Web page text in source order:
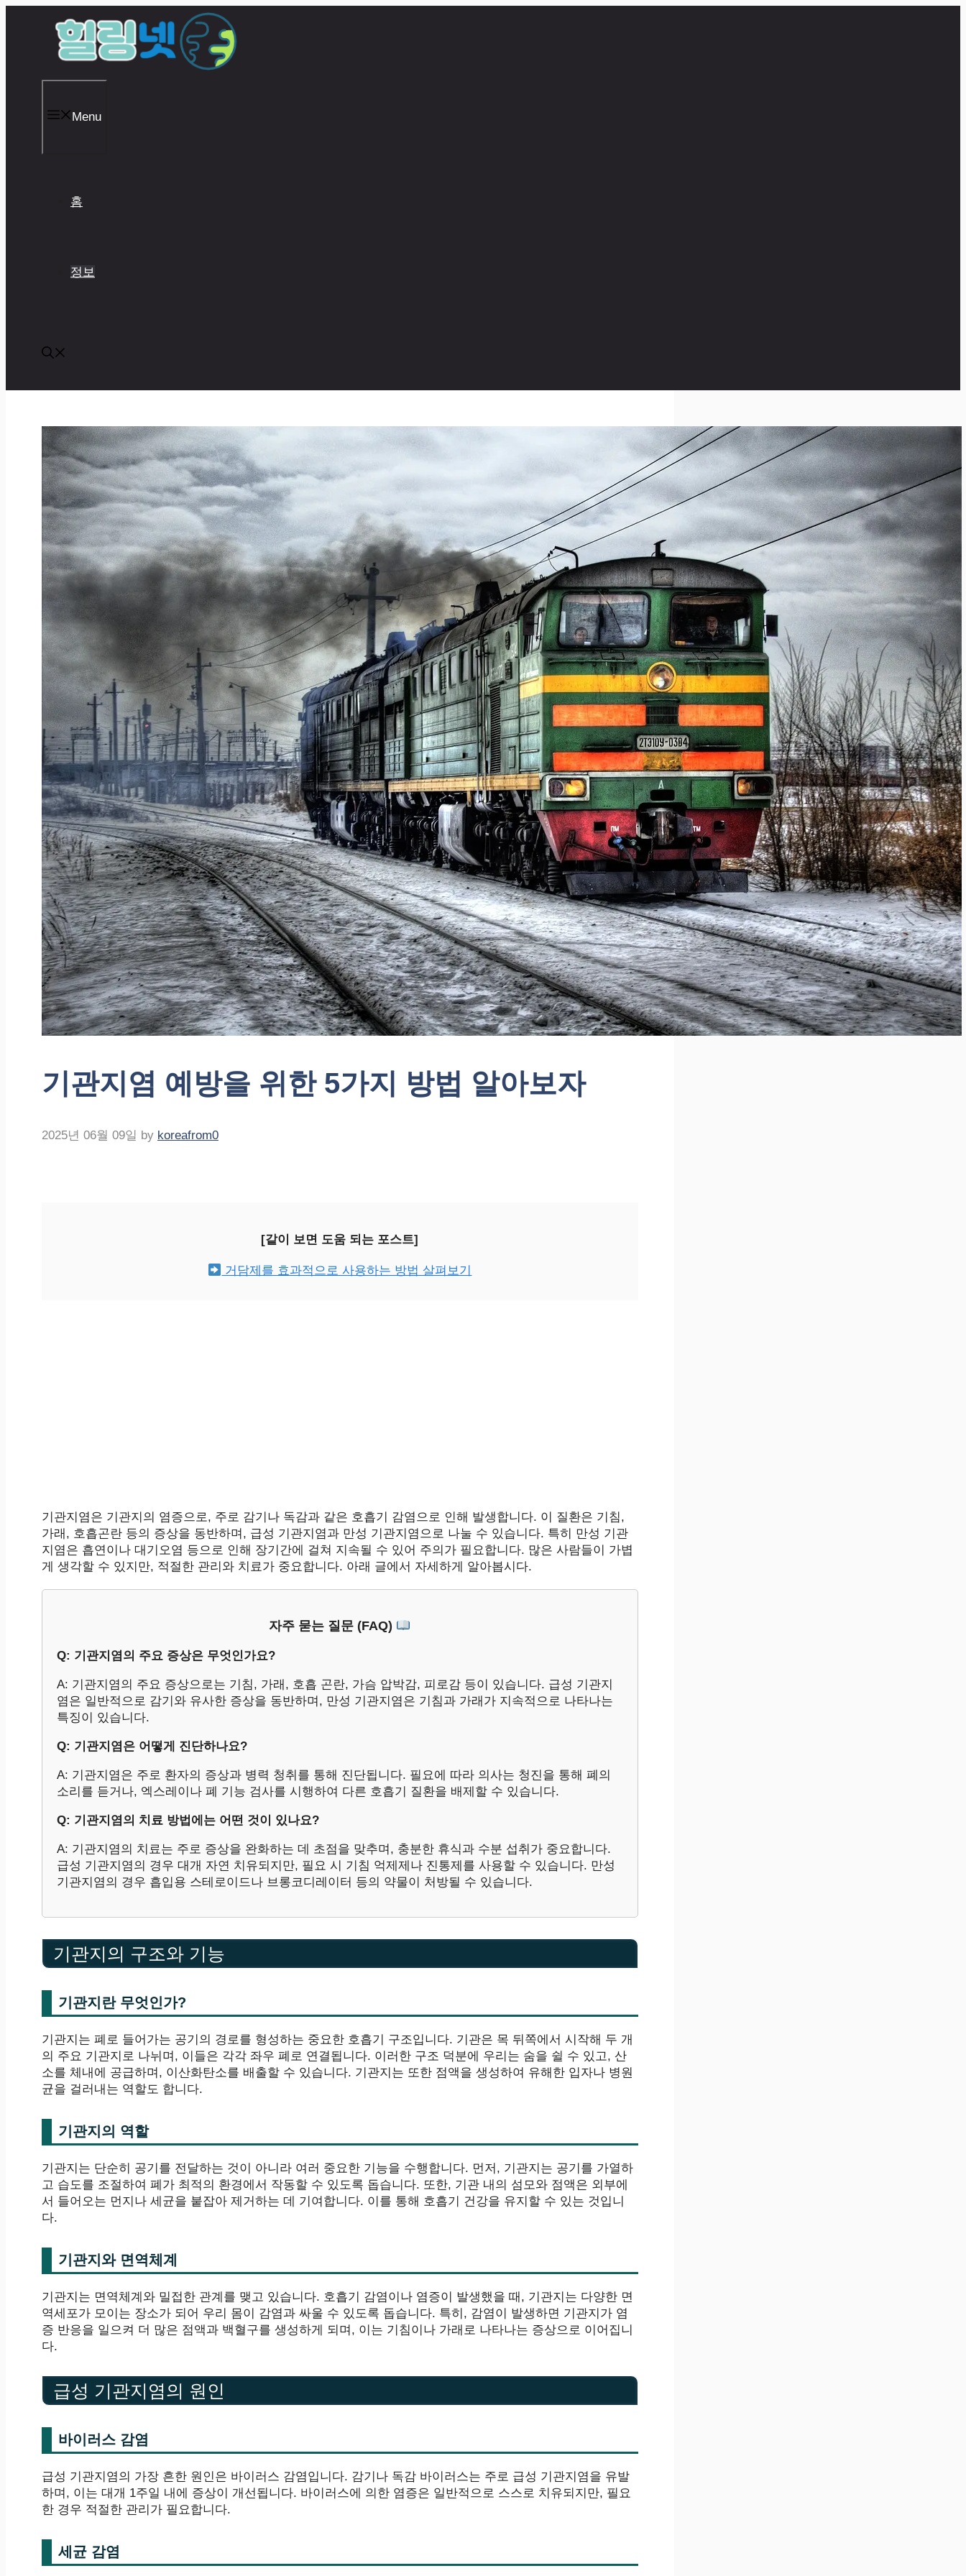
Menu
홈
정보
기관지염 예방을 위한 5가지 방법 알아보자
2025년 06월 09일 by koreafrom0
[같이 보면 도움 되는 포스트]
거담제를 효과적으로 사용하는 방법 살펴보기
기관지염은 기관지의 염증으로, 주로 감기나 독감과 같은 호흡기 감염으로 인해 발생합니다. 이 질환은 기침,
가래, 호흡곤란 등의 증상을 동반하며, 급성 기관지염과 만성 기관지염으로 나눌 수 있습니다. 특히 만성 기관
지염은 흡연이나 대기오염 등으로 인해 장기간에 걸쳐 지속될 수 있어 주의가 필요합니다. 많은 사람들이 가볍
게 생각할 수 있지만, 적절한 관리와 치료가 중요합니다. 아래 글에서 자세하게 알아봅시다.
자주 묻는 질문 (FAQ)
Q: 기관지염의 주요 증상은 무엇인가요?
A: 기관지염의 주요 증상으로는 기침, 가래, 호흡 곤란, 가슴 압박감, 피로감 등이 있습니다. 급성 기관지
염은 일반적으로 감기와 유사한 증상을 동반하며, 만성 기관지염은 기침과 가래가 지속적으로 나타나는
특징이 있습니다.
Q: 기관지염은 어떻게 진단하나요?
A: 기관지염은 주로 환자의 증상과 병력 청취를 통해 진단됩니다. 필요에 따라 의사는 청진을 통해 폐의
소리를 듣거나, 엑스레이나 폐 기능 검사를 시행하여 다른 호흡기 질환을 배제할 수 있습니다.
Q: 기관지염의 치료 방법에는 어떤 것이 있나요?
A: 기관지염의 치료는 주로 증상을 완화하는 데 초점을 맞추며, 충분한 휴식과 수분 섭취가 중요합니다.
급성 기관지염의 경우 대개 자연 치유되지만, 필요 시 기침 억제제나 진통제를 사용할 수 있습니다. 만성
기관지염의 경우 흡입용 스테로이드나 브롱코디레이터 등의 약물이 처방될 수 있습니다.
기관지의 구조와 기능
기관지란 무엇인가?
기관지는 폐로 들어가는 공기의 경로를 형성하는 중요한 호흡기 구조입니다. 기관은 목 뒤쪽에서 시작해 두 개
의 주요 기관지로 나뉘며, 이들은 각각 좌우 폐로 연결됩니다. 이러한 구조 덕분에 우리는 숨을 쉴 수 있고, 산
소를 체내에 공급하며, 이산화탄소를 배출할 수 있습니다. 기관지는 또한 점액을 생성하여 유해한 입자나 병원
균을 걸러내는 역할도 합니다.
기관지의 역할
기관지는 단순히 공기를 전달하는 것이 아니라 여러 중요한 기능을 수행합니다. 먼저, 기관지는 공기를 가열하
고 습도를 조절하여 폐가 최적의 환경에서 작동할 수 있도록 돕습니다. 또한, 기관 내의 섬모와 점액은 외부에
서 들어오는 먼지나 세균을 붙잡아 제거하는 데 기여합니다. 이를 통해 호흡기 건강을 유지할 수 있는 것입니
다.
기관지와 면역체계
기관지는 면역체계와 밀접한 관계를 맺고 있습니다. 호흡기 감염이나 염증이 발생했을 때, 기관지는 다양한 면
역세포가 모이는 장소가 되어 우리 몸이 감염과 싸울 수 있도록 돕습니다. 특히, 감염이 발생하면 기관지가 염
증 반응을 일으켜 더 많은 점액과 백혈구를 생성하게 되며, 이는 기침이나 가래로 나타나는 증상으로 이어집니
다.
급성 기관지염의 원인
바이러스 감염
급성 기관지염의 가장 흔한 원인은 바이러스 감염입니다. 감기나 독감 바이러스는 주로 급성 기관지염을 유발
하며, 이는 대개 1주일 내에 증상이 개선됩니다. 바이러스에 의한 염증은 일반적으로 스스로 치유되지만, 필요
한 경우 적절한 관리가 필요합니다.
세균 감염